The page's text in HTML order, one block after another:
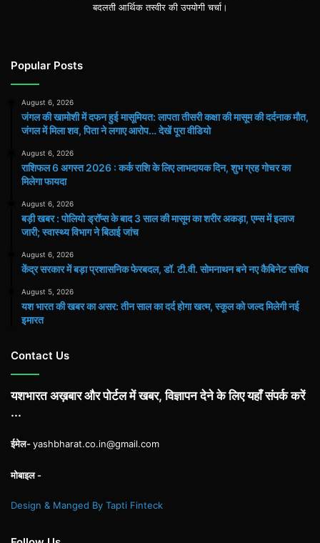
बदलती आर्थिक तस्वीर की उपयोगी चर्चा।
Popular Posts
August 6, 2026
जंगल की खामोशी में दफन हुई मासूमियत: लापता तीसरी कक्षा की मासूम की दर्दनाक मौत,
जंगल में मिला शव, पिता ने लगाए आरोप… देखें पूरा वीडियो
August 6, 2026
राशिफल 6 अगस्त 2026 : कर्क राशि के लिए लाभदायक दिन, शुभ ग्रह गोचर का
मिलेगा फायदा
August 6, 2026
बड़ी खबर : पोलियो ड्रॉप्स के बाद 3 साल की मासूम का शरीर अकड़ा, एम्स में इलाज
जारी; स्वास्थ्य विभाग ने बिठाई जांच
August 6, 2026
केंद्र सरकार में बड़ा प्रशासनिक फेरबदल, डॉ. टी.वी. सोमनाथन बने नए कैबिनेट सचिव
August 5, 2026
यश भारत की खबर का असर: तीन साल का दर्द होगा खत्म, स्कूल को जल्द मिलेगी नई
इमारत
Contact Us
यशभारत अख़बार और पोर्टल में खबर, विज्ञापन देने के लिए यहाँ संपर्क करें
...
ईमेल-yashbharat.co.in@gmail.com
मोबाइल -
Design & Manged By Tapti Finteck